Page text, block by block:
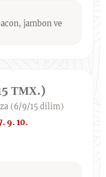
jambon ve
ΤΜΧ.)
(6/9/15 dilim)
9. 10.